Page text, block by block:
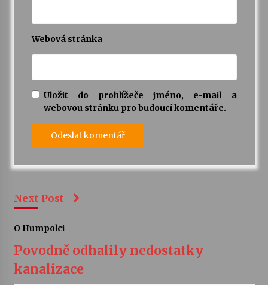
Webová stránka
Uložit do prohlížeče jméno, e-mail a
webovou stránku pro budoucí komentáře.
Next Post
O Humpolci
Povodně odhalily nedostatky
kanalizace